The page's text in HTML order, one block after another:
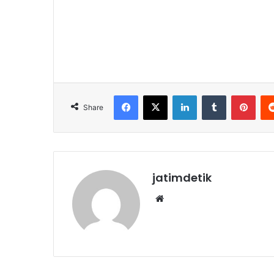
Share
jatimdetik